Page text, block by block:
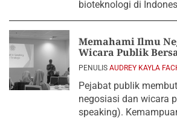
bioteknologi di
Memahami Ilmu
Wicara Publik
PENULIS AUDREY KAYLA
Pejabat publik
negosiasi dan wicara
speaking).